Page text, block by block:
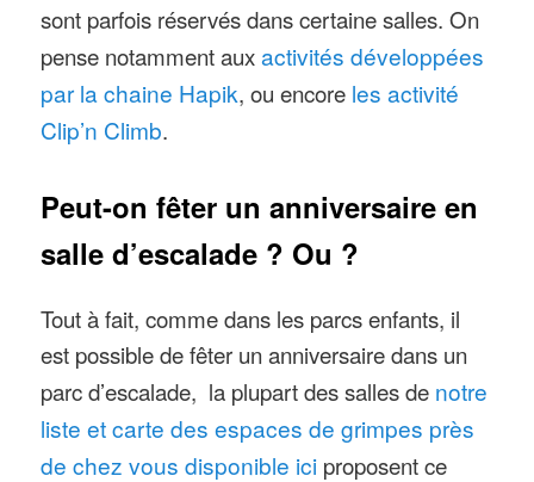
sont parfois réservés dans certaine salles. On
pense notamment auxactivités développées
par la chaine Hapik, ou encore les activité
Clip’n Climb.
Peut-on fêter un anniversaire en
salle d’escalade ? Ou ?
Tout à fait, comme dans les parcs enfants, il
est possible de fêter un anniversaire dans un
parc d’escalade, la plupart des salles de notre
liste et carte des espaces de grimpes près
de chez vous disponible ici proposent ce